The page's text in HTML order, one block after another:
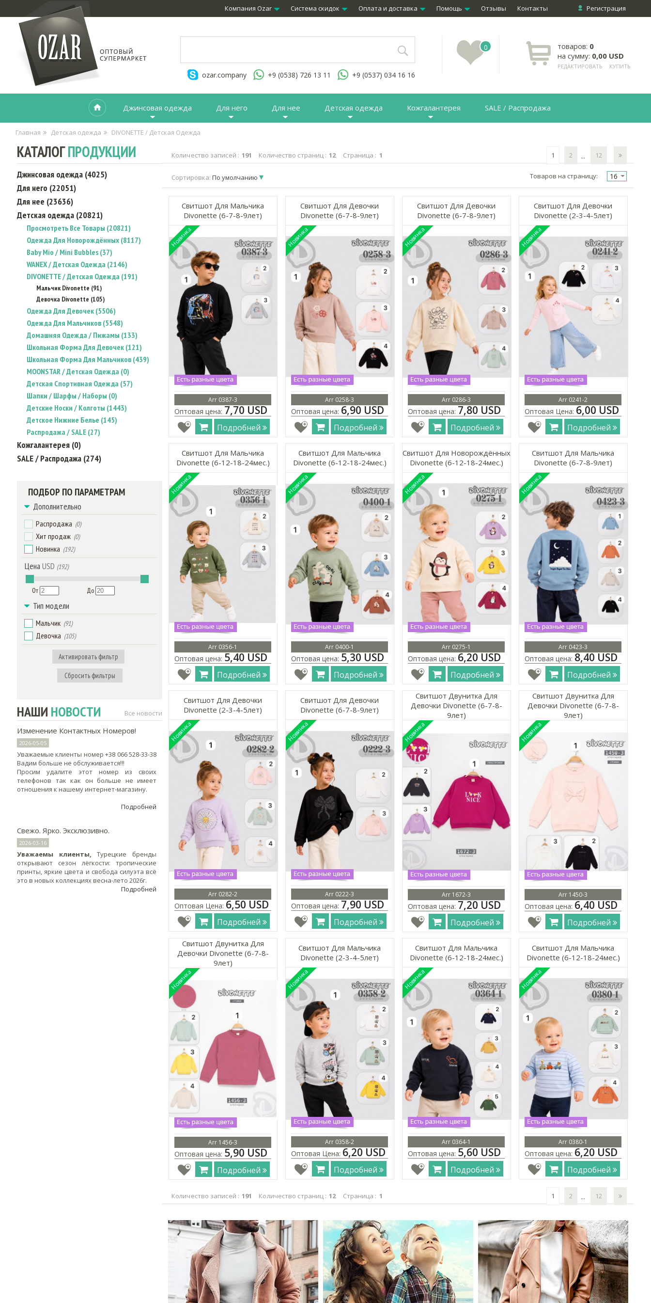
Регистрация
Компания Ozar Система скидок Оплата и доставка Помощь Отзывы Контакты
ozar.company +9 (0538) 726 13 11 +9 (0537) 034 16 16
0 товаров: 0
на сумму: 0,00 USD
РЕДАКТИРОВАТЬ КУПИТЬ
Джинсовая одежда Для него Для нее Детская одежда Кожгалантерея SALE / Распродажа
Главная Детская одежда DIVONETTE / Детская Одежда
КАТАЛОГПРОДУКЦИИ
Джинсовая одежда (4025)
Для него (22051)
Для нее (23636)
Детская одежда (20821)
Просмотреть Все Товары (20821)
Одежда Для Новорождённых (8117)
Baby Mio / Mini Bubbles (37)
WANEX / Детская Одежда (2146)
DIVONETTE / Детская Одежда (191)
Мальчик Divonette (91)
Девочка Divonette (105)
Одежда Для Девочек (5506)
Одежда Для Мальчиков (5548)
Домашняя Одежда / Пижамы (133)
Школьная Форма Для Девочек (121)
Школьная Форма Для Мальчиков (439)
MOONSTAR / Детская Одежда (0)
Детская Спортивная Одежда (57)
Шапки / Шарфы / Наборы (0)
Детские Носки / Колготы (1443)
Детское Нижние Белье (145)
Распродажа / SALE (27)
Кожгалантерея (0)
SALE / Распродажа (274)
ПОДБОР ПО ПАРАМЕТРАМ
Дополнительно
Распродажа (0)
Хит продаж (0)
Новинка (192)
ЦенаUSD (192)
От До
Тип модели
Мальчик (91)
Девочка (105)
Активировать фильтр
Сбросить фильтры
НАШИ НОВОСТИ Все новости
Изменение Контактных Номеров!
2026-05-05
Уважаемые клиенты номер +38 066 528-33-38
Вадим больше не обслуживается!!!
Просим удалите этот номер из своих
телефонов так как он больше не имеет
отношения к нашему интернет-магазину.
Подробней
Свежо. Ярко. Эксклюзивно.
2026-03-16
Уважаемы клиенты,Турецкие бренды
открывают сезон лёгкости: тропические
принты, яркие цвета и свобода силуэта всё
это в новых коллекциях весна-лето 2026г.
Подробней
Количество записей : 191 Количество страниц : 12 Страница : 1 1 2 ... 12
Сортировка: По умолчанию Товаров на страницу: 16
Свитшот Для Мальчика
Divonette (6-7-8-9лет)
Arr 0387-3
Оптовая цена: 7,70 USD
Подробней
Свитшот Для Девочки
Divonette (6-7-8-9лет)
Arr 0258-3
Оптовая цена: 6,90 USD
Подробней
Свитшот Для Девочки
Divonette (6-7-8-9лет)
Arr 0286-3
Оптовая цена: 7,80 USD
Подробней
Свитшот Для Девочки
Divonette (2-3-4-5лет)
Arr 0241-2
Оптовая Цена: 6,00 USD
Подробней
Свитшот Для Мальчика
Divonette (6-12-18-24мес.)
Arr 0356-1
Оптовая цена: 5,40 USD
Подробней
Свитшот Для Мальчика
Divonette (6-12-18-24мес.)
Arr 0400-1
Оптовая цена: 5,30 USD
Подробней
Свитшот Для Новорождённых
Divonette (6-12-18-24мес.)
Arr 0275-1
Оптовая цена: 6,20 USD
Подробней
Свитшот Для Мальчика
Divonette (6-7-8-9лет)
Arr 0423-3
Оптовая цена: 8,40 USD
Подробней
Свитшот Для Девочки
Divonette (2-3-4-5лет)
Arr 0282-2
Оптовая Цена: 6,50 USD
Подробней
Свитшот Для Девочки
Divonette (6-7-8-9лет)
Arr 0222-3
Оптовая цена: 7,90 USD
Подробней
Свитшот Двунитка Для
Девочки Divonette (6-7-8-
9лет)
Arr 1672-3
Оптовая цена: 7,20 USD
Подробней
Свитшот Двунитка Для
Девочки Divonette (6-7-8-
9лет)
Arr 1450-3
Оптовая цена: 6,40 USD
Подробней
Свитшот Двунитка Для
Девочки Divonette (6-7-8-
9лет)
Arr 1456-3
Оптовая цена: 5,90 USD
Подробней
Свитшот Для Мальчика
Divonette (2-3-4-5лет)
Arr 0358-2
Оптовая Цена: 6,20 USD
Подробней
Свитшот Для Мальчика
Divonette (6-12-18-24мес.)
Arr 0364-1
Оптовая цена: 5,60 USD
Подробней
Свитшот Для Мальчика
Divonette (6-12-18-24мес.)
Arr 0380-1
Оптовая цена: 6,20 USD
Подробней
Количество записей : 191 Количество страниц : 12 Страница : 1 1 2 ... 12